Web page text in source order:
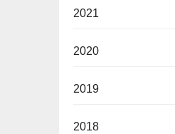
2021
2020
2019
2018